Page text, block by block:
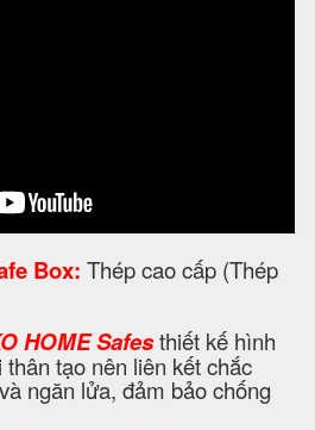
Box: Thép cao cấp (Thép
HOME Safesthiết kế hình
tạo nên liên kết chắc
ngăn lửa, đảm bảo chống